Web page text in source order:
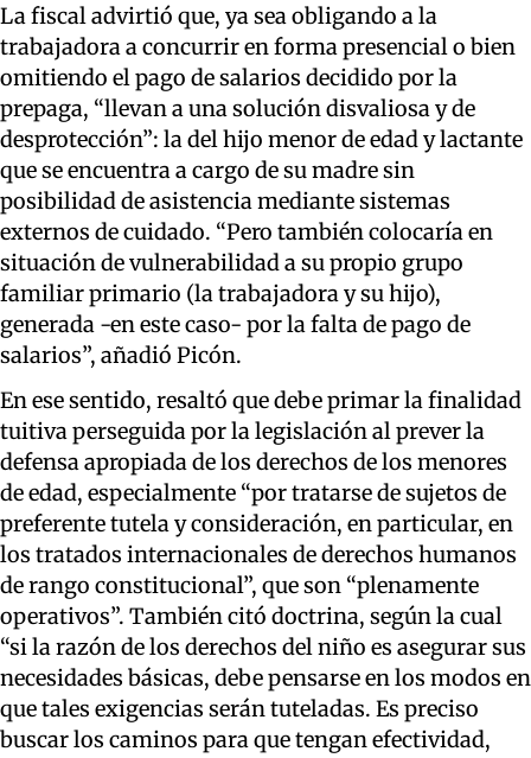
La fiscal advirtió que, ya sea obligando a la
trabajadora a concurrir en forma presencial o bien
omitiendo el pago de salarios decidido por la
prepaga, “llevan a una solución disvaliosa y de
desprotección”: la del hijo menor de edad y lactante
que se encuentra a cargo de su madre sin
posibilidad de asistencia mediante sistemas
externos de cuidado. “Pero también colocaría en
situación de vulnerabilidad a su propio grupo
familiar primario (la trabajadora y su hijo),
generada -en este caso- por la falta de pago de
salarios”, añadió Picón.
En ese sentido, resaltó que debe primar la finalidad
tuitiva perseguida por la legislación al prever la
defensa apropiada de los derechos de los menores
de edad, especialmente “por tratarse de sujetos de
preferente tutela y consideración, en particular, en
los tratados internacionales de derechos humanos
de rango constitucional”, que son “plenamente
operativos”. También citó doctrina, según la cual
“si la razón de los derechos del niño es asegurar sus
necesidades básicas, debe pensarse en los modos en
que tales exigencias serán tuteladas. Es preciso
buscar los caminos para que tengan efectividad,